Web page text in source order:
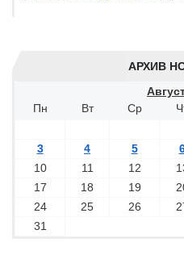
АРХИВ
Пн
Вт Ср
3
4 5
10
11 12
17
18 19
24
25 26
31